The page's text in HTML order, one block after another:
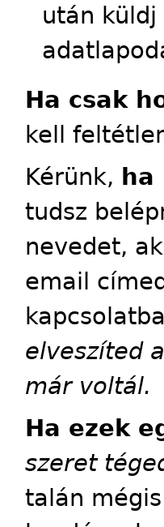
után
Ha csak
kell
Kérünk,
tudsz
nevedet,
email
elveszíted
már voltál.
Ha ezek
szeret
talán